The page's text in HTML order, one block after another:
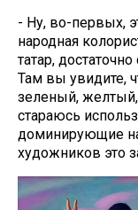
- Ну, во-первых,
народная
татар,
Там вы увидите,
зеленый,
стараюсь
доминирующие
художников это